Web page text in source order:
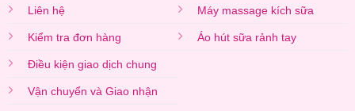
Liên hệ
Kiểm tra đơn hàng
Điều kiện giao dịch chung
Vận chuyển và Giao nhận
Máy massage kích sữa
Áo hút sữa rảnh tay